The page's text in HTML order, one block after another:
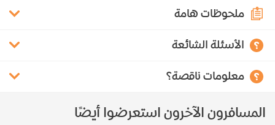
ملحوظات هامة
الأسئلة الشائعة
معلومات ناقصة؟
المسافرون الآخرون استعرضوا أيضًا